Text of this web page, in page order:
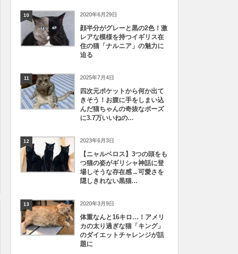
10 2020年6月29日
顔半分がグレーと黒の2色！激
レアな模様を持つイギリス在
住の猫「ナルニア」の魅力に
迫る
11 2025年7月4日
四次元ポケットから何か出て
きそう！お腹に手をしまい込
んだ猫ちゃんの奇抜なポーズ
に3.7万いいねの...
12 2023年6月3日
【ニャルベロス】3つの頭をも
つ猫の姿がギリシャ神話に登
場しそうな存在感→可愛さを
隠しきれない黒猫...
13 2020年3月9日
体重なんと16キロ…！アメリ
カの太り過ぎな猫「キング」
のダイエットチャレンジが話
題に